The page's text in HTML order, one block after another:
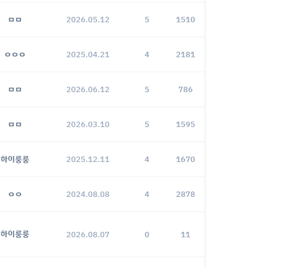
ㅁㅁ 2026.05.12 5 1510
ㅇㅇㅇ 2025.04.21 4 2181
ㅁㅁ 2026.06.12 5 786
ㅁㅁ 2026.03.10 5 1595
하이룽룽 2025.12.11 4 1670
ㅇㅇ 2024.08.08 4 2878
하이룽룽 2026.08.07 0 11